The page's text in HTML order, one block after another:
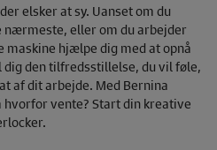
elsker at sy. Uanset om du
eller om du arbejder
maskine hjælpe dig med at opnå
den tilfredsstillelse, du vil føle,
af dit arbejde. Med Bernina
vente? Start din kreative